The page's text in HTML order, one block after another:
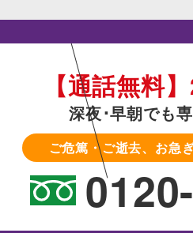
【通話無料
深夜･早朝でも
ご危篤・ご逝去、お急